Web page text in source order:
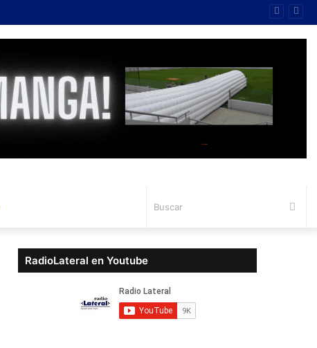
RadioLateral en Youtube